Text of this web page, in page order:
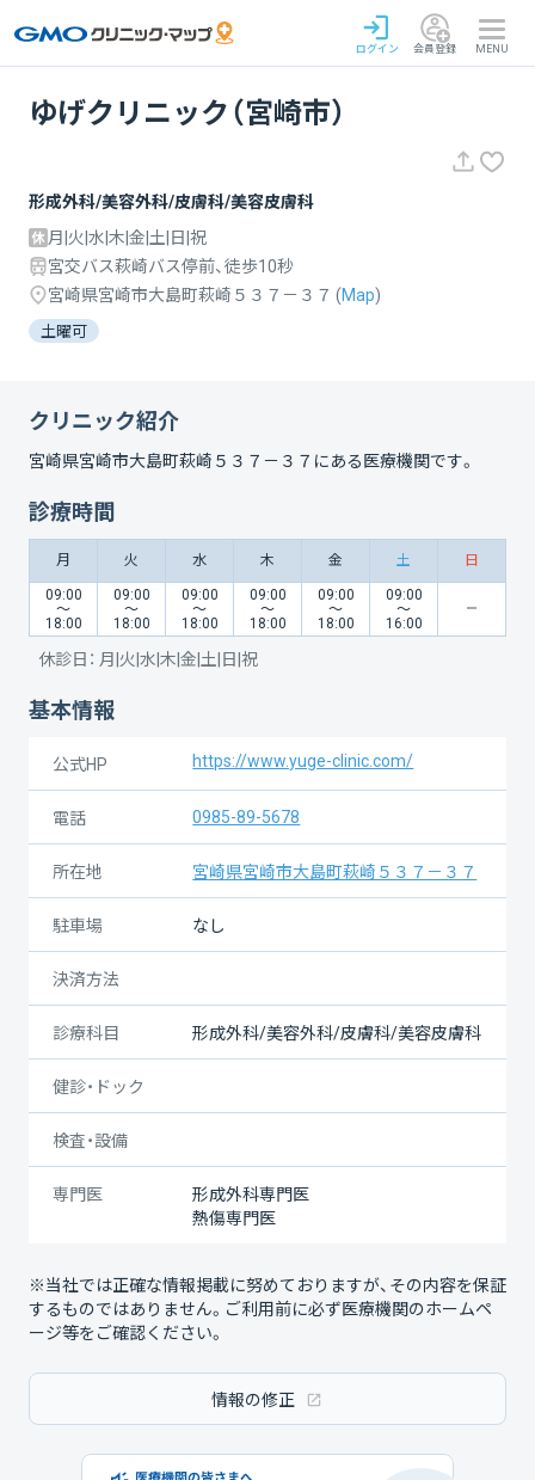
ログイン 会員登録 MENU
ゆげクリニック（宮崎市）
形成外科/美容外科/皮膚科/美容皮膚科
月|火|水|木|金|土|日|祝
宮交バス萩崎バス停前、徒歩10秒
宮崎県宮崎市大島町萩崎５３７－３７ (Map)
土曜可
クリニック紹介
宮崎県宮崎市大島町萩崎５３７－３７ にある医療機関です。
診療時間
月 火 水 木 金 土 日
09:00
〜
18:00
09:00
〜
18:00
09:00
〜
18:00
09:00
〜
18:00
09:00
〜
18:00
09:00
〜
16:00
休診日： 月|火|水|木|金|土|日|祝
基本情報
公式HP https://www.yuge-clinic.com/
電話 0985-89-5678
所在地 宮崎県宮崎市大島町萩崎５３７－３７
駐車場 なし
決済方法
診療科目 形成外科/美容外科/皮膚科/美容皮膚科
健診・ドック
検査・設備
専門医
形成外科専門医
熱傷専門医
※当社では正確な情報掲載に努めておりますが、その内容を保証
するものではありません。ご利用前に必ず医療機関のホームペ
ージ等をご確認ください。
情報の修正